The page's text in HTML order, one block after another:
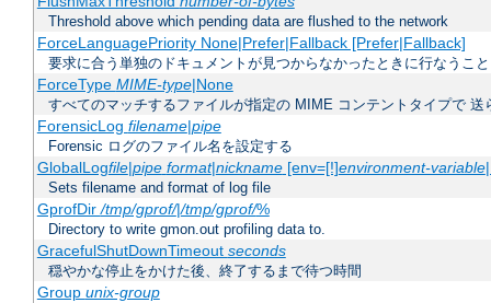
Threshold above which pending data are flushed to the network
ForceLanguagePriority None|Prefer|Fallback [Prefer|Fallback]
要求に合う単独のドキュメントが見つからなかったときに行なうこ
ForceType MIME-type|None
すべてのマッチするファイルが指定の MIME コンテントタイプで 送
ForensicLog filename|pipe
Forensic ログのファイル名を設定する
GlobalLogfile|pipe format|nickname[env=[!]environment-variable
Sets filename and format of log file
GprofDir/tmp/gprof/|/tmp/gprof/%
Directory to write gmon.out profiling data to.
GracefulShutDownTimeout seconds
穏やかな停止をかけた後、終了するまで待つ時間
Group unix-group